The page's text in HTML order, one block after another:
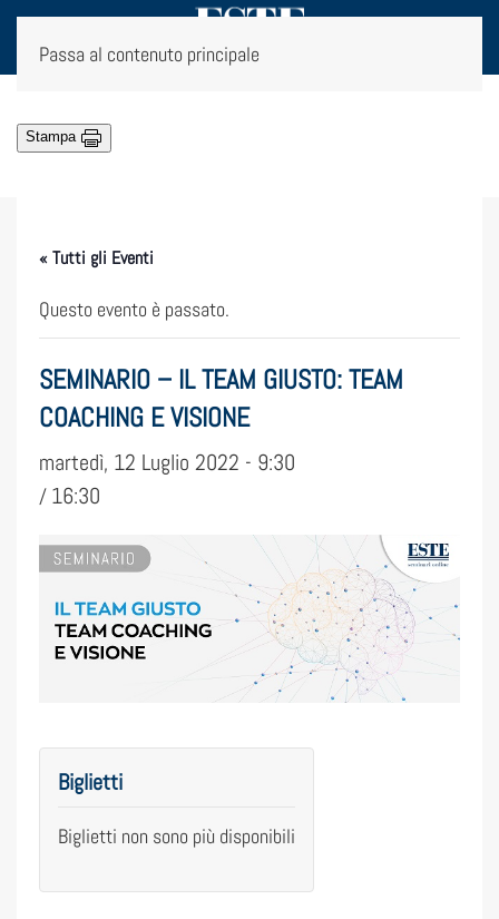
Passa al contenuto principale
Stampa
« Tutti gli Eventi
Questo evento è passato.
SEMINARIO – IL TEAM GIUSTO: TEAM
COACHING E VISIONE
martedì, 12 Luglio 2022 - 9:30
/ 16:30
Biglietti
Biglietti non sono più disponibili